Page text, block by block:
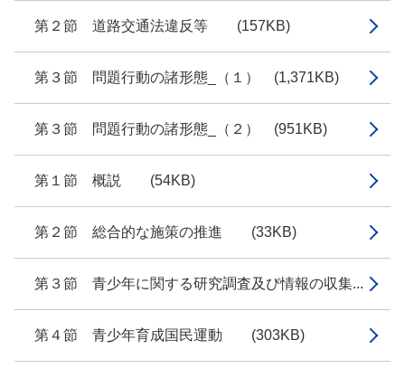
第２節 道路交通法違反等 (157KB)
第３節 問題行動の諸形態_（１） (1,371KB)
第３節 問題行動の諸形態_（２） (951KB)
第１節 概説 (54KB)
第２節 総合的な施策の推進 (33KB)
第３節 青少年に関する研究調査及び情報の収集...
第４節 青少年育成国民運動 (303KB)